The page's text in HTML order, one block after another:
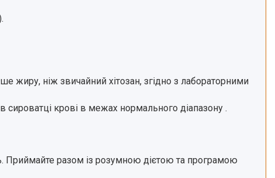
жиру, ніж звичайний хітозан, згідно з лабораторними
сироватці крові в межах нормального діапазону .
разом із розумною дієтою та програмою